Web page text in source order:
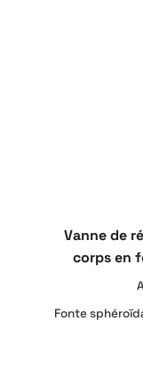
Vanne de
corps en
Fonte